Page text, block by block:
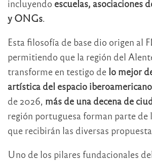
incluyendo escuelas, asociaciones
y ONGs.
Esta filosofía de base dio origen al
permitiendo que la región del
transforme en testigo de lo mejor
artística del espacio iberoamericano
de 2026, más de una decena de
región portuguesa forman parte de
que recibirán las diversas
Uno de los pilares fundacionales